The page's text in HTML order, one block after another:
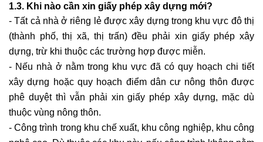
1.3. Khi nào cần xin giấy phép xây dựng mới?
- Tất cả nhà ở riêng lẻ được xây dựng trong khu vực đô thị
(thành phố, thị xã, thị trấn) đều phải xin giấy phép xây
dựng, trừ khi thuộc các trường hợp được miễn.
- Nếu nhà ở nằm trong khu vực đã có quy hoạch chi tiết
xây dựng hoặc quy hoạch điểm dân cư nông thôn được
phê duyệt thì vẫn phải xin giấy phép xây dựng, mặc dù
thuộc vùng nông thôn.
- Công trình trong khu chế xuất, khu công nghiệp, khu công